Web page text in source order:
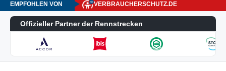
EMPFOHLEN VON VERBRAUCHERSCHUTZ.DE
Offizieller Partner der Rennstrecken